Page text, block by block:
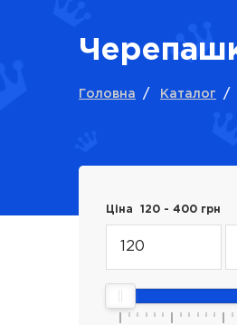
Головна / Каталог /
Ціна 120 - 400 грн